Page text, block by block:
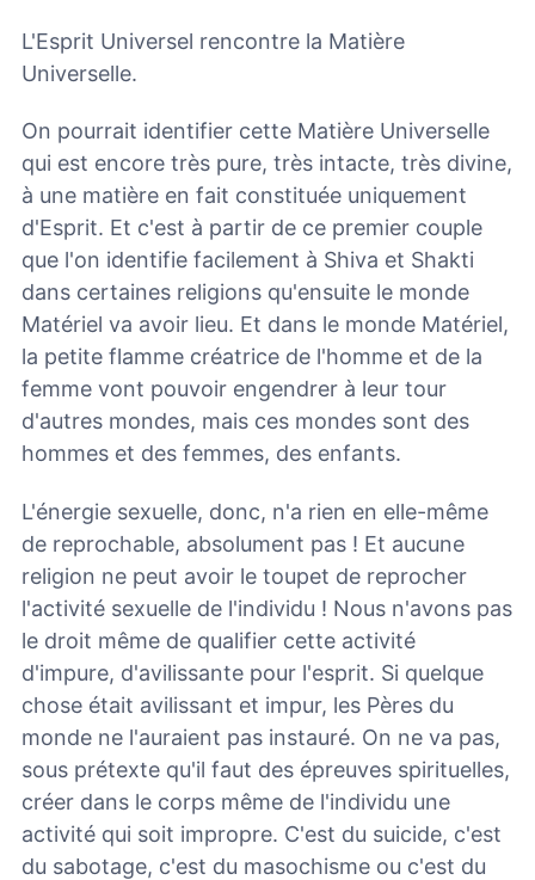
L'Esprit Universel rencontre la Matière
Universelle.
On pourrait identifier cette Matière Universelle
qui est encore très pure, très intacte, très divine,
à une matière en fait constituée uniquement
d'Esprit. Et c'est à partir de ce premier couple
que l'on identifie facilement à Shiva et Shakti
dans certaines religions qu'ensuite le monde
Matériel va avoir lieu. Et dans le monde Matériel,
la petite flamme créatrice de l'homme et de la
femme vont pouvoir engendrer à leur tour
d'autres mondes, mais ces mondes sont des
hommes et des femmes, des enfants.
L'énergie sexuelle, donc, n'a rien en elle-même
de reprochable, absolument pas ! Et aucune
religion ne peut avoir le toupet de reprocher
l'activité sexuelle de l'individu ! Nous n'avons pas
le droit même de qualifier cette activité
d'impure, d'avilissante pour l'esprit. Si quelque
chose était avilissant et impur, les Pères du
monde ne l'auraient pas instauré. On ne va pas,
sous prétexte qu'il faut des épreuves spirituelles,
créer dans le corps même de l'individu une
activité qui soit impropre. C'est du suicide, c'est
du sabotage, c'est du masochisme ou c'est du